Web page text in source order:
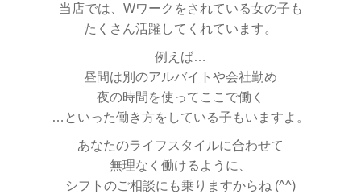
当店では、Wワークをされている女の子も
たくさん活躍してくれています。
例えば…
昼間は別のアルバイトや会社勤め
夜の時間を使ってここで働く
…といった働き方をしている子もいますよ。
あなたのライフスタイルに合わせて
無理なく働けるように、
シフトのご相談にも乗りますからね (^^)